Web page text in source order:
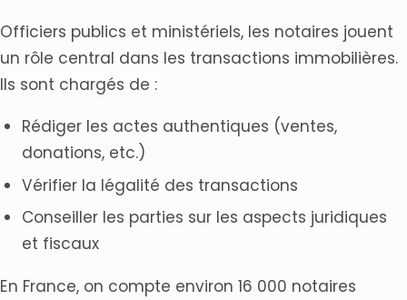
Officiers publics et ministériels, les notaires jouent
un rôle central dans les transactions immobilières.
Ils sont chargés de :
Rédiger les actes authentiques (ventes,
donations, etc.)
Vérifier la légalité des transactions
Conseiller les parties sur les aspects juridiques
et fiscaux
En France, on compte environ 16 000 notaires